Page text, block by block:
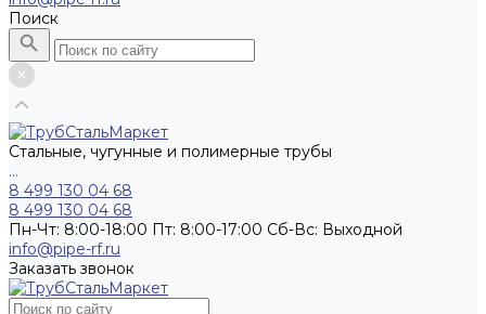
Поиск
Стальные, чугунные и полимерные трубы
...
8 499 130 04 68
8 499 130 04 68
Пн-Чт: 8:00-18:00 Пт: 8:00-17:00 Сб-Вс: Выходной
info@pipe-rf.ru
Заказать звонок